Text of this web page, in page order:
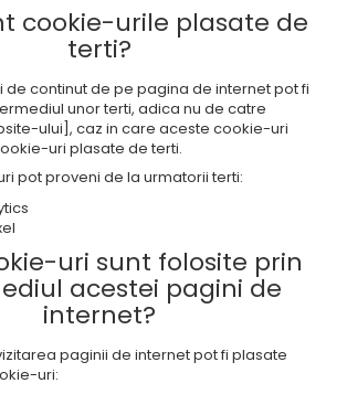
cookie-urile plasate de
terti?
de continut de pe pagina de internet pot fi
unor terti, adica nu de catre
ului], caz in care aceste cookie-uri
uri plasate de terti.
pot proveni de la urmatorii terti:
uri sunt folosite prin
acestei pagini de
internet?
paginii de internet pot fi plasate
uri: